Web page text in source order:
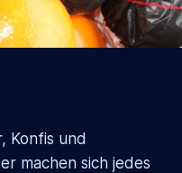
Konfis und
machen sich jedes